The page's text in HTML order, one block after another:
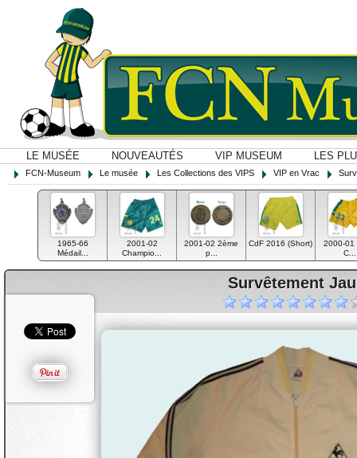
LE MUSÉE NOUVEAUTÉS VIP MUSEUM LES
FCN-Museum Le musée Les Collections des VIPS VIP en Vrac
1965-66
Médail...
2001-02
Champio...
2001-02 2ème
p...
CdF 2016 (Short)
2000-01
C...
Survêtement